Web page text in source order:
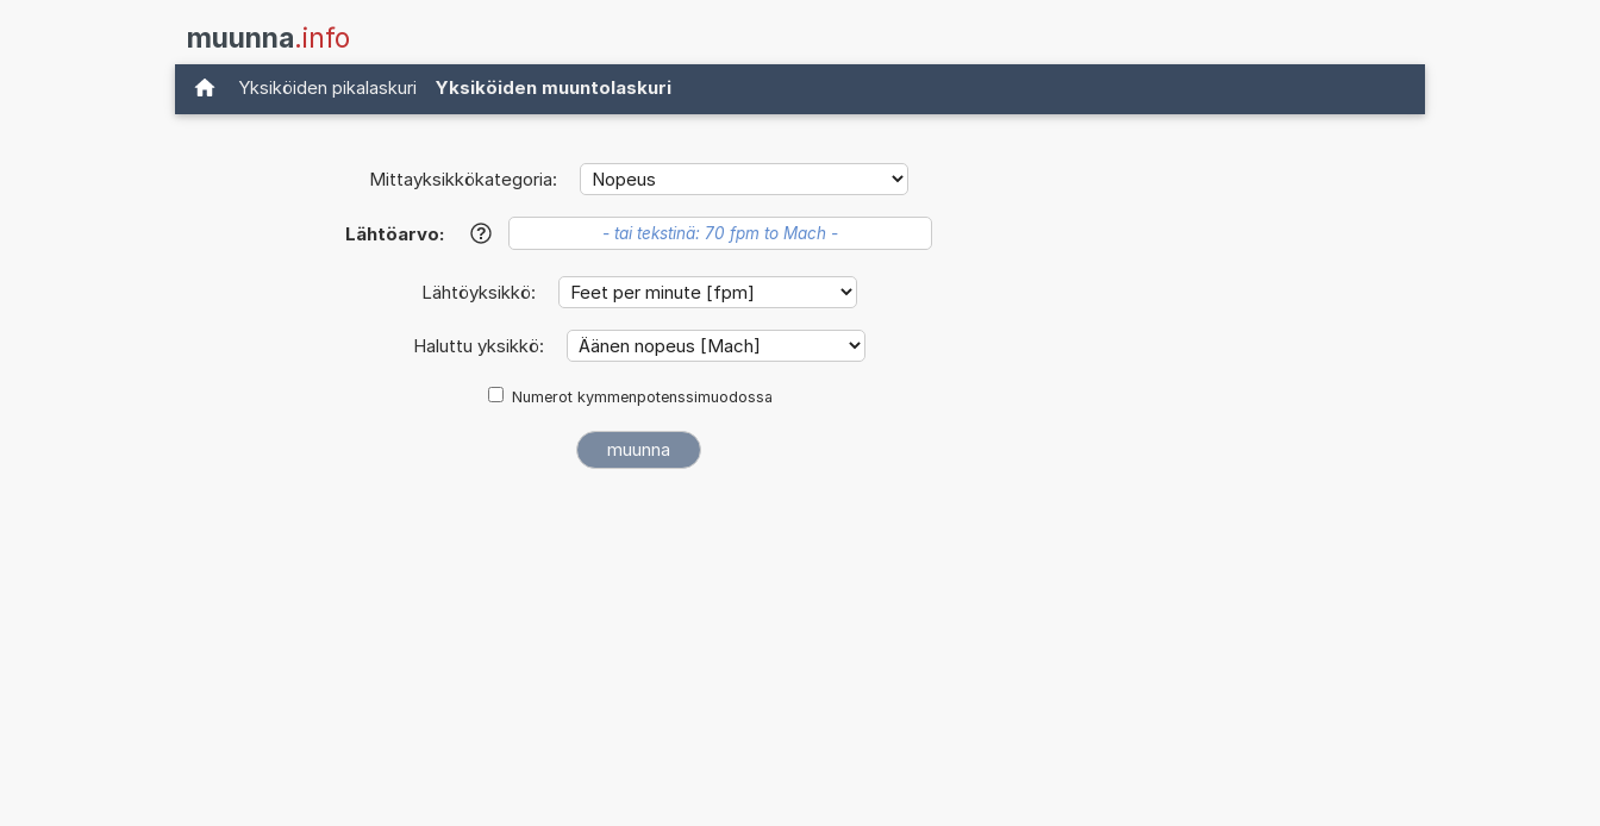
muunna.info
Yksiköiden pikalaskuri Yksiköiden muuntolaskuri
Mittayksikkökategoria:
Lähtöarvo: ?
Lähtöyksikkö:
Haluttu yksikkö:
Numerot kymmenpotenssimuodossa